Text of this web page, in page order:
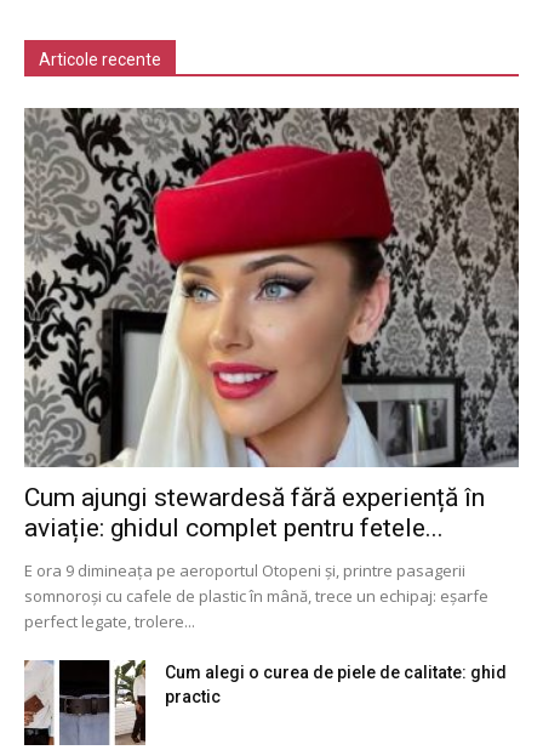
Articole recente
Cum ajungi stewardesă fără experiență în
aviație: ghidul complet pentru fetele...
E ora 9 dimineața pe aeroportul Otopeni și, printre pasagerii
somnoroși cu cafele de plastic în mână, trece un echipaj: eșarfe
perfect legate, trolere...
Cum alegi o curea de piele de calitate: ghid
practic